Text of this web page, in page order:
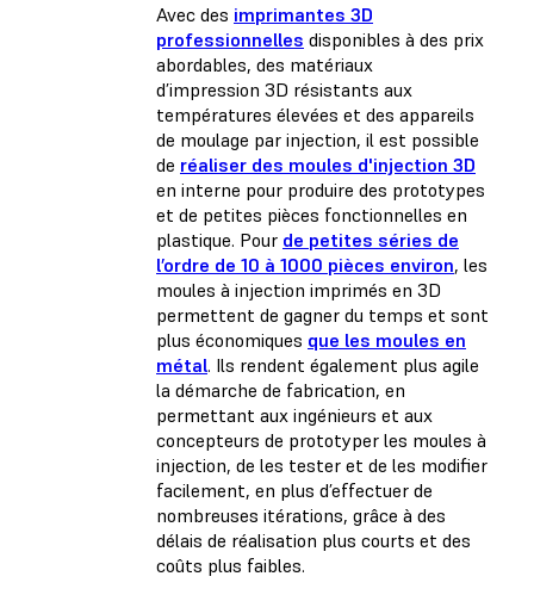
Avec des imprimantes 3D
professionnelles disponibles à des prix
abordables, des matériaux
d’impression 3D résistants aux
températures élevées et des appareils
de moulage par injection, il est possible
de réaliser des moules d'injection 3D
en interne pour produire des prototypes
et de petites pièces fonctionnelles en
plastique. Pour de petites séries de
l’ordre de 10 à 1000 pièces environ, les
moules à injection imprimés en 3D
permettent de gagner du temps et sont
plus économiques que les moules en
métal. Ils rendent également plus agile
la démarche de fabrication, en
permettant aux ingénieurs et aux
concepteurs de prototyper les moules à
injection, de les tester et de les modifier
facilement, en plus d’effectuer de
nombreuses itérations, grâce à des
délais de réalisation plus courts et des
coûts plus faibles.